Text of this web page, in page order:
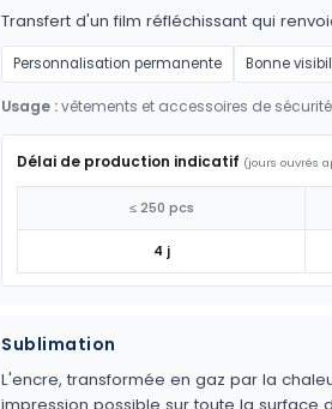
Transfert d'un film réfléchissant qui
Personnalisation permanente Bonne
Usage :vêtements et accessoires de sécurité
Délai de production indicatif (jours ouvrés
≤ 250 pcs
4 j
Sublimation
L'encre, transformée en gaz par la